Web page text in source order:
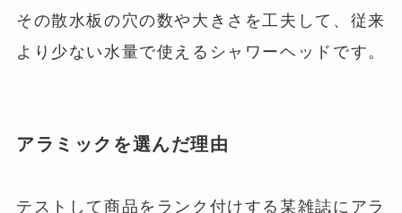
その散水板の穴の数や大きさを工夫して、従来
より少ない水量で使えるシャワーヘッドです。
アラミックを選んだ理由
テストして商品をランク付けする某雑誌にアラ